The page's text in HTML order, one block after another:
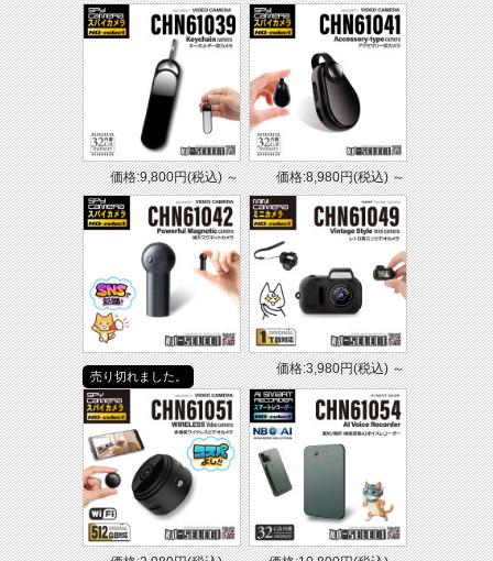
約170×73×33mm
【重量】
約160g
【セット内容】
1.製品本体（単4形乾電池×3本内蔵）
2.オリジナル取扱説明書
【注意事項】
本製品は、ノーブランド製品となり注文後のキャンセル、ご返品はできませんので予
めご了承のうえご購入をお願いします。本製品は防水仕様ではありません。本製品は
簡易測定器です。医療用途、専門測定用途には使用できません。測定環境や周囲の機
器状況により数値が変動する場合があります。高温多湿、直射日光の当たる場所での
保管・使用は避けてください。本製品は電磁波の発生有無を確認する機器であり、安
全性を保証するものではありません。本製品使用時の不注意に起因する損害、および
運用上のお客様の不利益について、当社は一切の責任を負いかねます。
価格:9,800円(税込)～ 価格:8,980円(税込)～
売り切れました。 価格:3,980円(税込)～